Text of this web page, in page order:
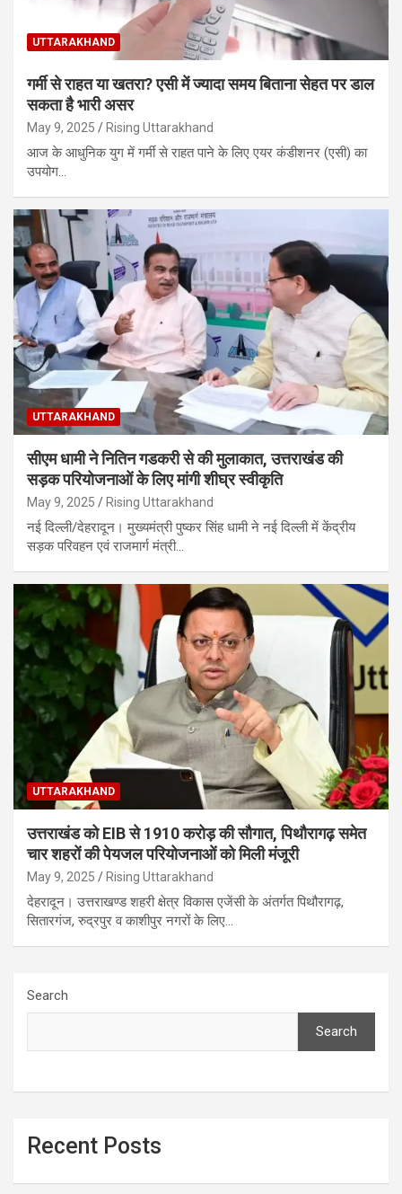
UTTARAKHAND
गर्मी से राहत या खतरा? एसी में ज्यादा समय बिताना सेहत पर डाल
सकता है भारी असर
May 9, 2025 Rising Uttarakhand
आज के आधुनिक युग में गर्मी से राहत पाने के लिए एयर कंडीशनर (एसी) का
उपयोग…
UTTARAKHAND
सीएम धामी ने नितिन गडकरी से की मुलाकात, उत्तराखंड की
सड़क परियोजनाओं के लिए मांगी शीघ्र स्वीकृति
May 9, 2025 Rising Uttarakhand
नई दिल्ली/देहरादून। मुख्यमंत्री पुष्कर सिंह धामी ने नई दिल्ली में केंद्रीय
सड़क परिवहन एवं राजमार्ग मंत्री…
UTTARAKHAND
उत्तराखंड को EIB से 1910 करोड़ की सौगात, पिथौरागढ़ समेत
चार शहरों की पेयजल परियोजनाओं को मिली मंजूरी
May 9, 2025 Rising Uttarakhand
देहरादून। उत्तराखण्ड शहरी क्षेत्र विकास एजेंसी के अंतर्गत पिथौरागढ़,
सितारगंज, रुद्रपुर व काशीपुर नगरों के लिए…
Search
Search
Recent Posts